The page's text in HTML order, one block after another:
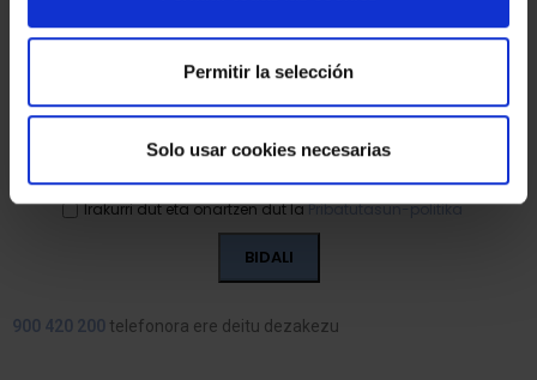
Permitir la selección
Solo usar cookies necesarias
Irakurri dut eta onartzen dut laPribatutasun-politika
900 420 200 telefonora ere deitu dezakezu